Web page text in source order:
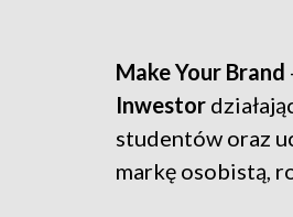
Make Your Brand
Inwestor
studentów oraz
markę osobistą,